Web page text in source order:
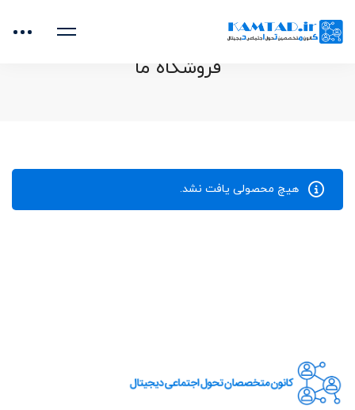
خانه محصولات تکنولوژی
فروشگاه ما
هیچ محصولی یافت نشد.